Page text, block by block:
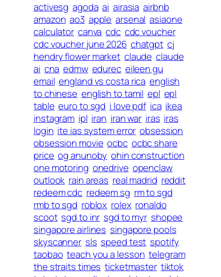
activesg agoda ai airasia airbnb
amazon ao3 apple arsenal asiaone
calculator canva cdc cdc voucher
cdc voucher june 2026 chatgpt cj
hendry flower market claude claude
ai cna edmw edurec eileen gu
email england vs costa rica english
to chinese english to tamil epl epl
table euro to sgd i love pdf ica ikea
instagram ipl iran iran war iras iras
login ite ias system error obsession
obsession movie ocbc ocbc share
price og anunoby ohin construction
one motoring onedrive openclaw
outlook rain areas real madrid reddit
redeem cdc redeem sg rm to sgd
rmb to sgd roblox rolex ronaldo
scoot sgd to inr sgd to myr shopee
singapore airlines singapore pools
skyscanner sls speed test spotify
taobao teach you a lesson telegram
the straits times ticketmaster tiktok